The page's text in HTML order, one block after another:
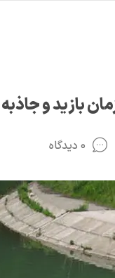
بازید و
۰ دیدگاه